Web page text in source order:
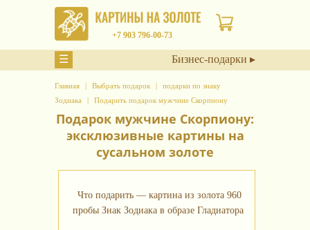
+7 903 796-00-73
☰ Бизнес-подарки ▸
Главная Выбрать подарок
подарки по знаку
Зодиака
Подарить подарок мужчине Скорпиону
Подарок мужчине Скорпиону:
эксклюзивные картины на
сусальном золоте
Что подарить — картина из золота 960
пробы Знак Зодиака в образе Гладиатора